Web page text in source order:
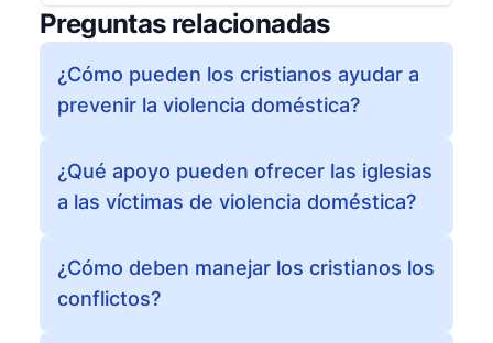
Preguntas relacionadas
¿Cómo pueden los cristianos ayudar a
prevenir la violencia doméstica?
¿Qué apoyo pueden ofrecer las iglesias
a las víctimas de violencia doméstica?
¿Cómo deben manejar los cristianos los
conflictos?